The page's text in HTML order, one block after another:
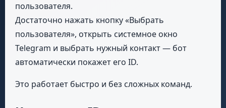
пользователя.
Достаточно нажать кнопку «Выбрать
пользователя», открыть системное окно
Telegram и выбрать нужный контакт — бот
автоматически покажет его ID.
Это работает быстро и без сложных команд.